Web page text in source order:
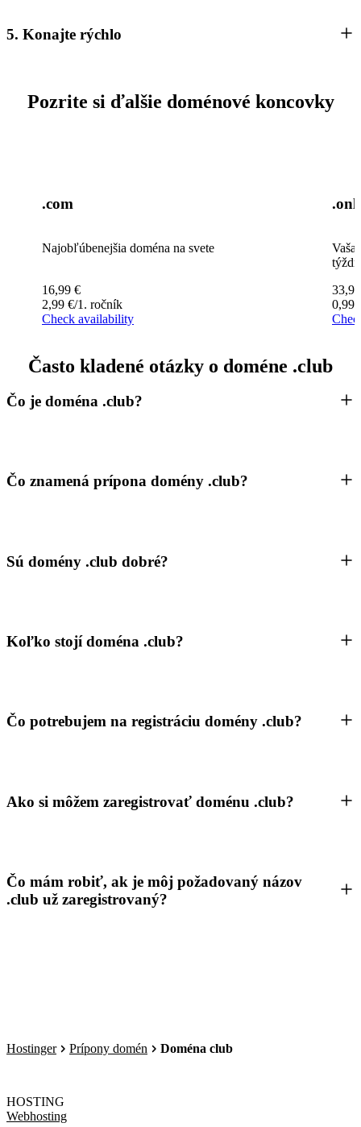
5. Konajte rýchlo
Pozrite si ďalšie doménové koncovky
.com
Najobľúbenejšia doména na svete
16,99 €
2,99 €/1. ročník
Check availability
Vaša
33,99
0,99
Často kladené otázky o doméne .club
Čo je doména .club?
Čo znamená prípona domény .club?
Sú domény .club dobré?
Koľko stojí doména .club?
Čo potrebujem na registráciu domény .club?
Ako si môžem zaregistrovať doménu .club?
Čo mám robiť, ak je môj požadovaný názov
.club už zaregistrovaný?
Hostinger Prípony domén Doména club
HOSTING
Webhosting